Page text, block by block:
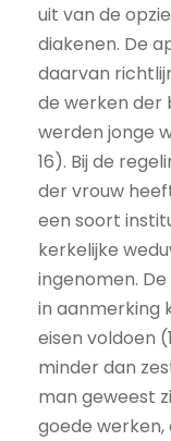
uit van de
diakenen. De
daarvan
de werken der
werden jonge
16). Bij de
der vrouw
een soort
kerkelijke
ingenomen.
in aanmerking
eisen voldoen
minder dan
man geweest
goede werken,